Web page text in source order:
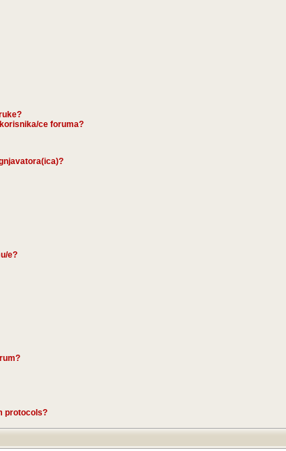
ce foruma?
e?
protocols?